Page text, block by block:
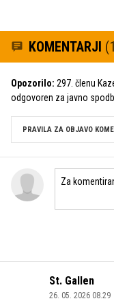
KOMENTARJI
Opozorilo: 297. členu
odgovoren za javno
PRAVILA ZA OBJAVO
St. Gallen
26. 05. 2026 08.29